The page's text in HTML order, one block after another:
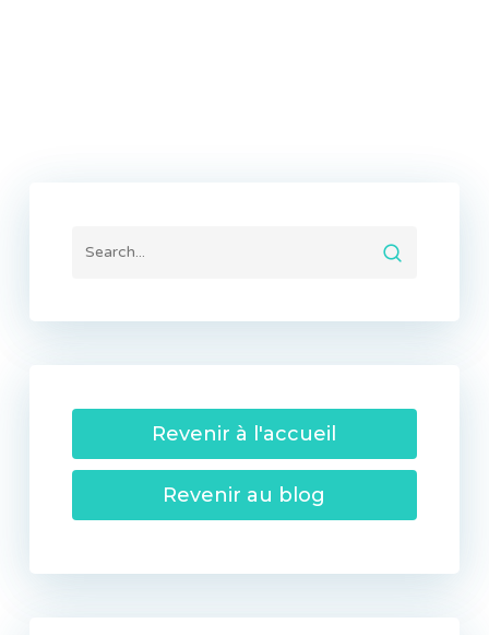
Revenir à l'accueil
Revenir au blog